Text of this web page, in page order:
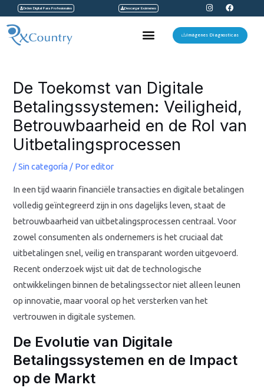
contenido
Orden Digital Para Profesionales Descargar Exámenes
I
n
s
t
a
F
a
c
e
b
Menu Imágenes Diagnosticas
De Toekomst van Digitale
Betalingssystemen: Veiligheid,
Betrouwbaarheid en de Rol van
Uitbetalingsprocessen
/Sin categoría / Poreditor
In een tijd waarin financiële transacties en digitale betalingen
volledig geïntegreerd zijn in ons dagelijks leven, staat de
betrouwbaarheid van uitbetalingsprocessen centraal. Voor
zowel consumenten als ondernemers is het cruciaal dat
uitbetalingen snel, veilig en transparant worden uitgevoerd.
Recent onderzoek wijst uit dat de technologische
ontwikkelingen binnen de betalingssector niet alleen leunen
op innovatie, maar vooral op het versterken van het
vertrouwen in digitale systemen.
De Evolutie van Digitale
Betalingssystemen en de Impact
op de Markt
entradas